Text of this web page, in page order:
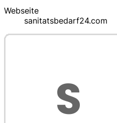
Webseite
sanitatsbedarf24.com